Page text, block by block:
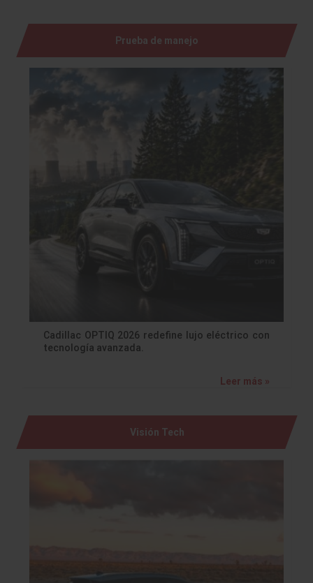
Prueba de manejo
Cadillac OPTIQ 2026 redefine lujo eléctrico con
tecnología avanzada.
Leer más »
Visión Tech